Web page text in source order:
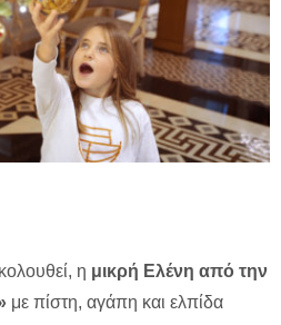
η μικρή Ελένη από την
με πίστη, αγάπη και ελπίδα